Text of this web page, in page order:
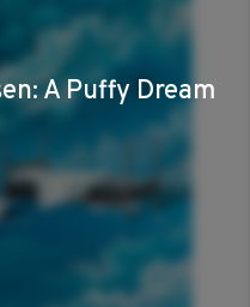
A Puffy Dream